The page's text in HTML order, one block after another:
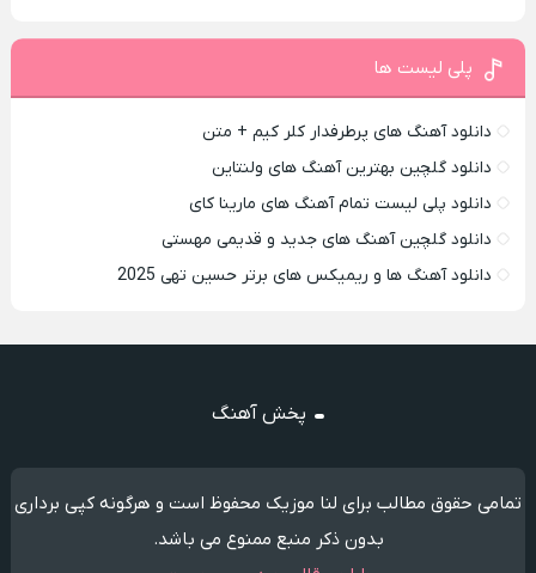
پلی لیست ها
دانلود آهنگ های پرطرفدار کلر کیم + متن
دانلود گلچین بهترین آهنگ های ولنتاین
دانلود پلی لیست تمام آهنگ های مارینا کای
دانلود گلچین آهنگ های جدید و قدیمی مهستی
دانلود آهنگ ها و ریمیکس های برتر حسین تهی 2025
پخش آهنگ
تمامی حقوق مطالب برای لنا موزیک محفوظ است و هرگونه کپی برداری
بدون ذکر منبع ممنوع می باشد.